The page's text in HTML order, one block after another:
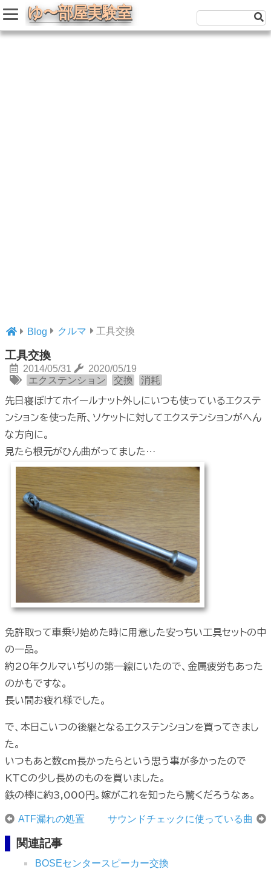
Blog クルマ 工具交換
工具交換
2014/05/31
2020/05/19
エクステンション
交換 消耗
先日寝ぼけてホイールナット外しにいつも使っているエクステ
ンションを使った所、ソケットに対してエクステンションがへん
な方向に。
見たら根元がひん曲がってました…
免許取って車乗り始めた時に用意した安っちい工具セットの中
の一品。
約20年クルマいぢりの第一線にいたので、金属疲労もあった
のかもですな。
長い間お疲れ様でした。
で、本日こいつの後継となるエクステンションを買ってきまし
た。
いつもあと数cm長かったらという思う事が多かったので
KTCの少し長めのものを買いました。
鉄の棒に約3,000円。嫁がこれを知ったら驚くだろうなぁ。
ATF漏れの処置 サウンドチェックに使っている曲
関連記事
BOSEセンタースピーカー交換